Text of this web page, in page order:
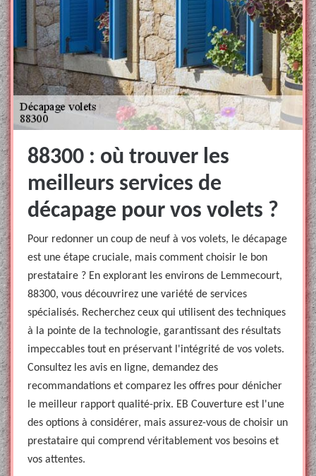
88300 : où trouver les
meilleurs services de
décapage pour vos volets ?
Pour redonner un coup de neuf à vos volets, le décapage
est une étape cruciale, mais comment choisir le bon
prestataire ? En explorant les environs de Lemmecourt,
88300, vous découvrirez une variété de services
spécialisés. Recherchez ceux qui utilisent des techniques
à la pointe de la technologie, garantissant des résultats
impeccables tout en préservant l'intégrité de vos volets.
Consultez les avis en ligne, demandez des
recommandations et comparez les offres pour dénicher
le meilleur rapport qualité-prix. EB Couverture est l'une
des options à considérer, mais assurez-vous de choisir un
prestataire qui comprend véritablement vos besoins et
vos attentes.